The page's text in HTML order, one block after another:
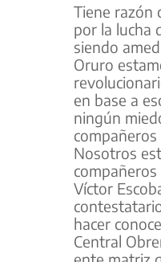
Tiene razón
por la lucha
siendo
Oruro
en base a
ningún
Nosotros
Víctor
hacer
Central